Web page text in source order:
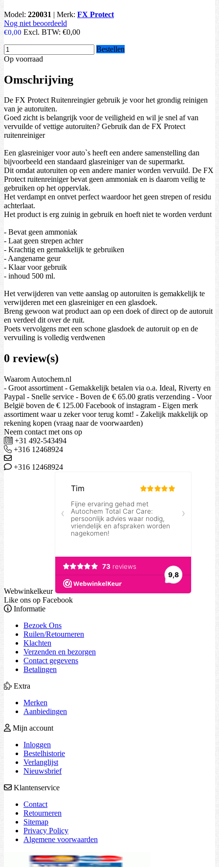
Model: 220031 | Merk: FX Protect
Nog niet beoordeeld
€0,00 Excl. BTW: €0,00
Bestellen
Op voorraad
Omschrijving
De FX Protect Ruitenreingier gebruik je voor het grondig reinigen
van je autoruiten.
Goed zicht is belangrijk voor de veiligheid en wil je snel af van
vervuilde of vettige autoruiten? Gebruik dan de FX Protect
ruitenreiniger
Een glasreiniger voor auto`s heeft een andere samenstelling dan
bijvoorbeeld een standaard glasreiniger van de supermarkt.
Dit omdat autoruiten op een andere manier worden vervuild. De FX
Protect ruitenreiniger bevat geen ammoniak en is daarom veilig te
gebruiken op het oppervlak.
Het verdampt en ontvet perfect waardoor het geen strepen of residu
achterlaat.
Het product is erg zuinig in gebruik en hoeft niet te worden verdunt
- Bevat geen ammoniak
- Laat geen strepen achter
- Krachtig en gemakkelijk te gebruiken
- Aangename geur
- Klaar voor gebruik
- inhoud 500 ml.
Het verwijderen van vette aanslag op autoruiten is gemakkelijk te
verwijderen met een glasreiniger en een glasdoek.
Breng gewoon wat product aan op een doek of direct op de autoruit
en verdeel dit over de ruit.
Poets vervolgens met een schone glasdoek de autoruit op en de
vervuiling is volledig verdwenen
0 review(s)
Waarom Autochem.nl
- Groot assortiment - Gemakkelijk betalen via o.a. Ideal, Riverty en
Paypal - Snelle service - Boven de € 65.00 gratis verzending - Voor
België boven de € 125.00 Facebook of instagram - Eigen merk
assortiment waar u zeker voor terug komt! - Zakelijk makkelijk op
rekening kopen (vraag naar de voorwaarden)
Neem contact met ons op
+31 492-543494
+316 12468924
+316 12468924
Webwinkelkeur
Like ons op Facebook
Informatie
Bezoek Ons
Ruilen/Retourneren
Klachten
Verzenden en bezorgen
Contact gegevens
Betalingen
Extra
Merken
Aanbiedingen
Mijn account
Inloggen
Bestelhistorie
Verlanglijst
Nieuwsbrief
Klantenservice
Contact
Retourneren
Sitemap
Privacy Policy
Algemene voorwaarden